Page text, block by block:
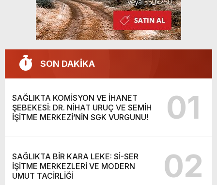
SON DAKİKA
SAĞLIKTA KOMİSYON VE İHANET
ŞEBEKESİ: DR. NİHAT URUÇ VE SEMİH
İŞİTME MERKEZİ’NİN SGK VURGUNU!
01
SAĞLIKTA BİR KARA LEKE: Sİ-SER
İŞİTME MERKEZLERİ VE MODERN
UMUT TACİRLİĞİ
02